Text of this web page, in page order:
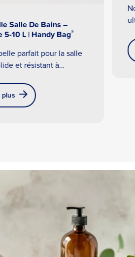
Salle De Bains –
5-10 L | Handy Bag®
parfait pour la salle
et résistant à
formats 5 et 10 L !
plus